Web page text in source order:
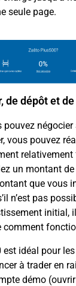
seule page.
de dépôt et
pouvez
vous pouvez
relativement
un montant
que vous
n’est pas
initial,
comment
est idéal pour
à trader en
démo